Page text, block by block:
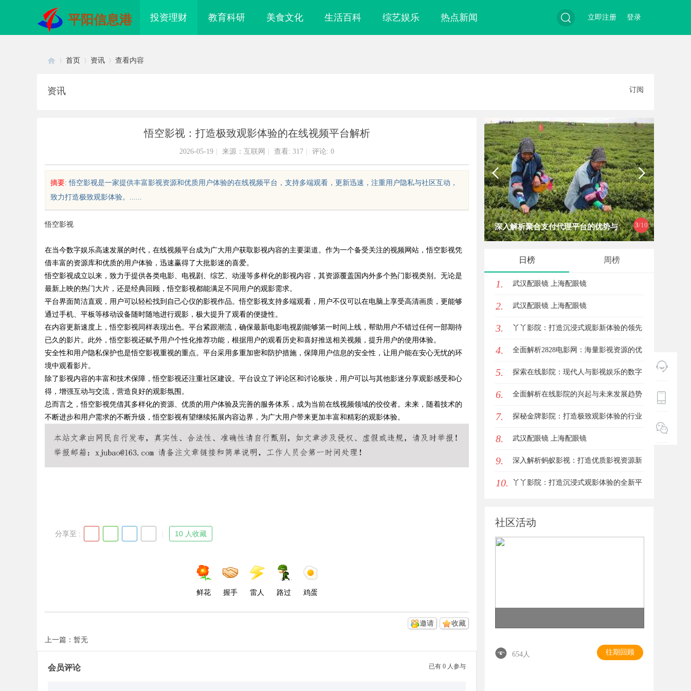
平阳信息港 投资理财 教育科研 美食文化 生活百科 综艺娱乐 热点新闻
索
登录
立即注册
uz
!
首页 资讯 查看内容
资讯 订阅
悟空影视：打造极致观影体验的在线视频平台解析
2026-05-19 来源：互联网 查看: 317 评论: 0
摘要: 悟空影视是一家提供丰富影视资源和优质用户体验的在线视频平台，支持多端观看，更新迅速，注重用户隐私与社区互动，
致力打造极致观影体验。......
悟空影视
在当今数字娱乐高速发展的时代，在线视频平台成为广大用户获取影视内容的主要渠道。作为一个备受关注的视频网站，悟空影视凭
借丰富的资源库和优质的用户体验，迅速赢得了大批影迷的喜爱。
悟空影视成立以来，致力于提供各类电影、电视剧、综艺、动漫等多样化的影视内容，其资源覆盖国内外多个热门影视类别。无论是
最新上映的热门大片，还是经典回顾，悟空影视都能满足不同用户的观影需求。
平台界面简洁直观，用户可以轻松找到自己心仪的影视作品。悟空影视支持多端观看，用户不仅可以在电脑上享受高清画质，更能够
通过手机、平板等移动设备随时随地进行观影，极大提升了观看的便捷性。
在内容更新速度上，悟空影视同样表现出色。平台紧跟潮流，确保最新电影电视剧能够第一时间上线，帮助用户不错过任何一部期待
已久的影片。此外，悟空影视还赋予用户个性化推荐功能，根据用户的观看历史和喜好推送相关视频，提升用户的使用体验。
安全性和用户隐私保护也是悟空影视重视的重点。平台采用多重加密和防护措施，保障用户信息的安全性，让用户能在安心无忧的环
境中观看影片。
除了影视内容的丰富和技术保障，悟空影视还注重社区建设。平台设立了评论区和讨论板块，用户可以与其他影迷分享观影感受和心
得，增强互动与交流，营造良好的观影氛围。
总而言之，悟空影视凭借其多样化的资源、优质的用户体验及完善的服务体系，成为当前在线视频领域的佼佼者。未来，随着技术的
不断进步和用户需求的不断升级，悟空影视有望继续拓展内容边界，为广大用户带来更加丰富和精彩的观影体验。
分享至 : 10 人收藏
鲜花 握手 雷人 路过 鸡蛋
收藏
邀请
上一篇：暂无
已有 0 人参与
会员评论
3/10
鸟影视：数字时代的影视内容
发展趋势揭秘 料性能的秘密武器
深入解析聚合支付代理平台的优势与
日榜 周榜
1. 武汉配眼镜 上海配眼镜
2. 武汉配眼镜 上海配眼镜
3. 丫丫影院：打造沉浸式观影新体验的领先
平台
4. 全面解析2828电影网：海量影视资源的优
质观看平台
5. 探索在线影院：现代人与影视娱乐的数字
连接之道
6. 全面解析在线影院的兴起与未来发展趋势
探讨
7. 探秘金牌影院：打造极致观影体验的行业
标杆
8. 武汉配眼镜 上海配眼镜
9. 深入解析蚂蚁影视：打造优质影视资源新
平台
10. 丫丫影院：打造沉浸式观影体验的全新平
社区活动
654人 往期回顾